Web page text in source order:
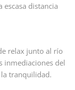
escasa distancia
relax junto al río
inmediaciones del
tranquilidad.